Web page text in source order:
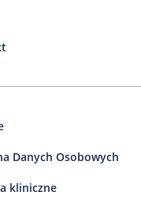
Danych Osobowych
kliniczne